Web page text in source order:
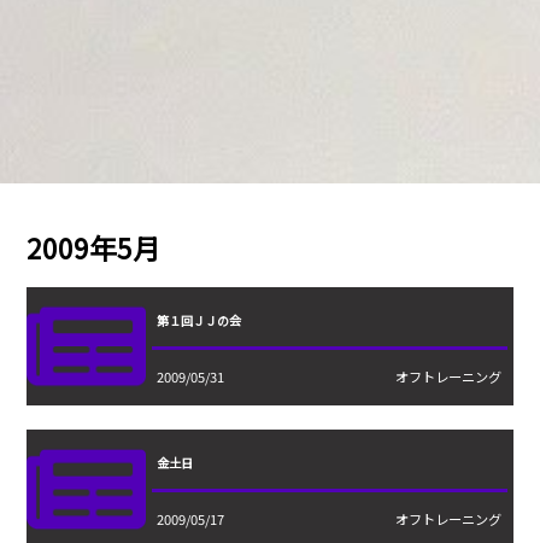
2009年5月
第１回ＪＪの会
2009/05/31 オフトレーニング
金土日
2009/05/17 オフトレーニング